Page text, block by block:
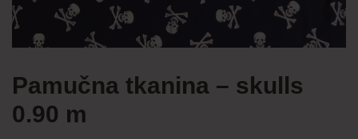
Pamučna tkanina – skulls
0.90 m